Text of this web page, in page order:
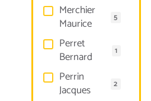
Merchier
Maurice
5
Perret
Bernard
1
Perrin
Jacques
2